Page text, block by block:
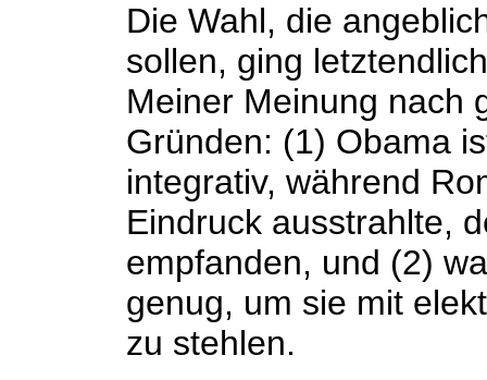
Die Wahl, die
sollen, ging
Meiner Meinung nach
Gründen: (1) Obama
integrativ, während
Eindruck ausstrahlte,
empfanden, und (2)
genug, um sie mit
zu stehlen.